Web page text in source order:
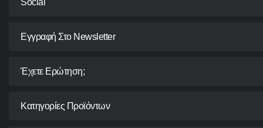
Social
Εγγραφή Στο Newsletter
Έχετε Ερώτηση;
Κατηγορίες Προϊόντων